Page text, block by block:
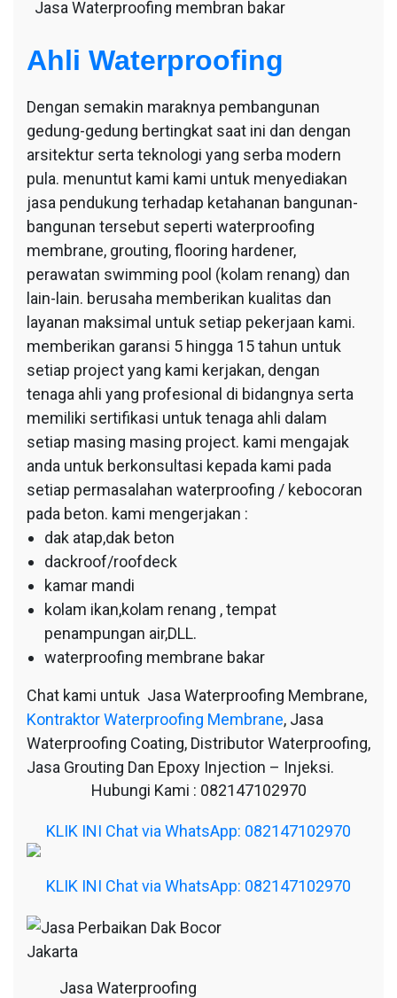
Jasa Waterproofing membran bakar
Ahli Waterproofing
Dengan semakin maraknya pembangunan
gedung-gedung bertingkat saat ini dan dengan
arsitektur serta teknologi yang serba modern
pula. menuntut kami kami untuk menyediakan
jasa pendukung terhadap ketahanan bangunan-
bangunan tersebut seperti waterproofing
membrane, grouting, flooring hardener,
perawatan swimming pool (kolam renang) dan
lain-lain. berusaha memberikan kualitas dan
layanan maksimal untuk setiap pekerjaan kami.
memberikan garansi 5 hingga 15 tahun untuk
setiap project yang kami kerjakan, dengan
tenaga ahli yang profesional di bidangnya serta
memiliki sertifikasi untuk tenaga ahli dalam
setiap masing masing project. kami mengajak
anda untuk berkonsultasi kepada kami pada
setiap permasalahan waterproofing / kebocoran
pada beton. kami mengerjakan :
dak atap,dak beton
dackroof/roofdeck
kamar mandi
kolam ikan,kolam renang , tempat
penampungan air,DLL.
waterproofing membrane bakar
Chat kami untuk Jasa Waterproofing Membrane,
Kontraktor Waterproofing Membrane, Jasa
Waterproofing Coating, Distributor Waterproofing,
Jasa Grouting Dan Epoxy Injection – Injeksi.
Hubungi Kami : 082147102970
KLIK INI Chat via WhatsApp: 082147102970
KLIK INI Chat via WhatsApp: 082147102970
Jasa Waterproofing